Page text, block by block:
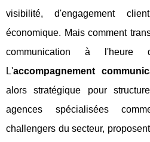
visibilité, d'engagement
économique. Mais comment
communication à
L'accompagnement
alors stratégique pour
agences spécialisées
challengers du secteur,